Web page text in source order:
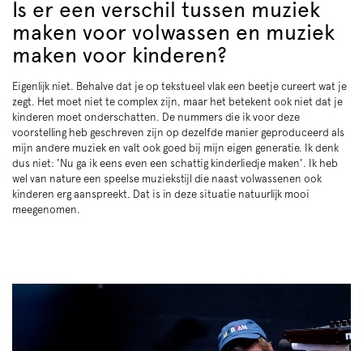
Is er een verschil tussen muziek
maken voor volwassen en muziek
maken voor kinderen?
Eigenlijk niet. Behalve dat je op tekstueel vlak een beetje cureert wat je
zegt. Het moet niet te complex zijn, maar het betekent ook niet dat je
kinderen moet onderschatten. De nummers die ik voor deze
voorstelling heb geschreven zijn op dezelfde manier geproduceerd als
mijn andere muziek en valt ook goed bij mijn eigen generatie. Ik denk
dus niet: 'Nu ga ik eens even een schattig kinderliedje maken'. Ik heb
wel van nature een speelse muziekstijl die naast volwassenen ook
kinderen erg aanspreekt. Dat is in deze situatie natuurlijk mooi
meegenomen.